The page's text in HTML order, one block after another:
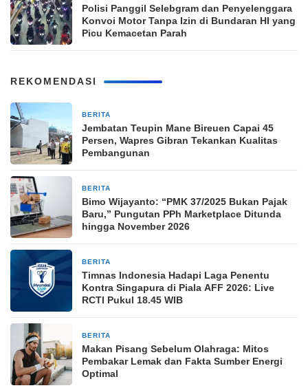
Polisi Panggil Selebgram dan Penyelenggara
Konvoi Motor Tanpa Izin di Bundaran HI yang
Picu Kemacetan Parah
REKOMENDASI
BERITA
Jembatan Teupin Mane Bireuen Capai 45
Persen, Wapres Gibran Tekankan Kualitas
Pembangunan
BERITA
Bimo Wijayanto: “PMK 37/2025 Bukan Pajak
Baru,” Pungutan PPh Marketplace Ditunda
hingga November 2026
BERITA
Timnas Indonesia Hadapi Laga Penentu
Kontra Singapura di Piala AFF 2026: Live
RCTI Pukul 18.45 WIB
BERITA
Makan Pisang Sebelum Olahraga: Mitos
Pembakar Lemak dan Fakta Sumber Energi
Optimal